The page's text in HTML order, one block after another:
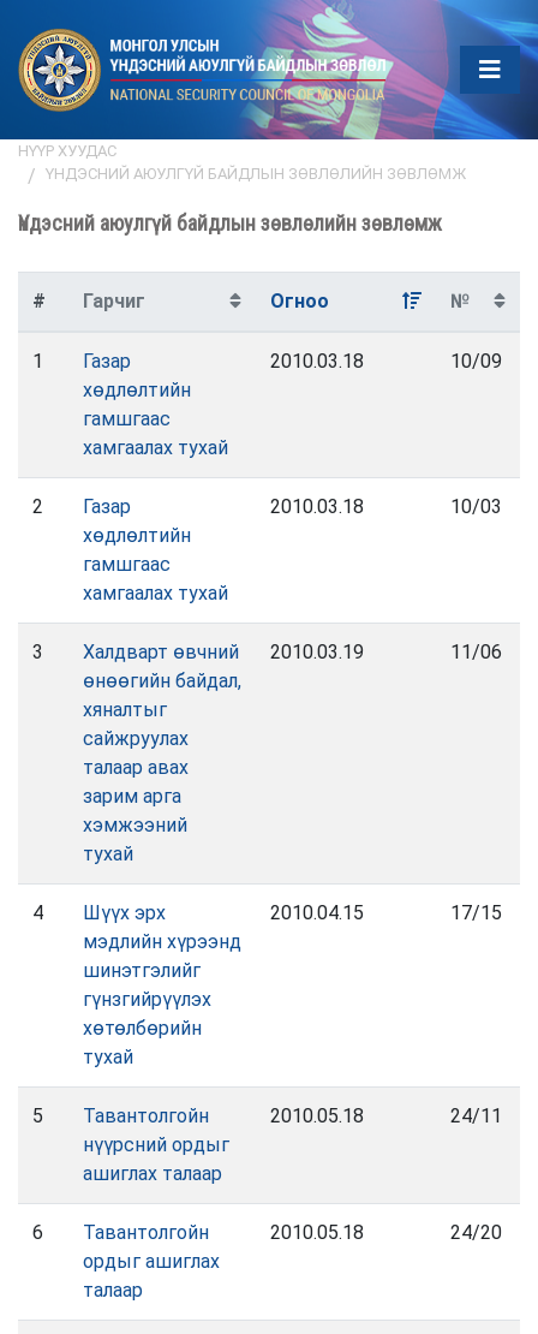
НҮҮР ХУУДАС
ҮНДЭСНИЙ АЮУЛГҮЙ БАЙДЛЫН ЗӨВЛӨЛИЙН ЗӨВЛӨМЖ
Үндэсний аюулгүй байдлын зөвлөлийн зөвлөмж
# Гарчиг Огноо №
1
Газар
хөдлөлтийн
гамшгаас
хамгаалах тухай
2010.03.18 10/09
2
Газар
хөдлөлтийн
гамшгаас
хамгаалах тухай
2010.03.18 10/03
3
Халдварт өвчний
өнөөгийн байдал,
хяналтыг
сайжруулах
талаар авах
зарим арга
хэмжээний
тухай
2010.03.19 11/06
4
Шүүх эрх
мэдлийн хүрээнд
шинэтгэлийг
гүнзгийрүүлэх
хөтөлбөрийн
тухай
2010.04.15 17/15
5
Тавантолгойн
нүүрсний ордыг
ашиглах талаар
2010.05.18 24/11
6
Тавантолгойн
ордыг ашиглах
талаар
2010.05.18 24/20